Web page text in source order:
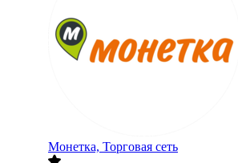
Монетка, Торговая сеть